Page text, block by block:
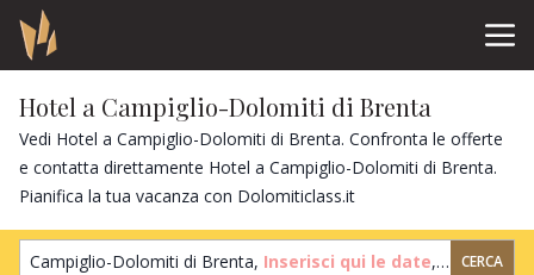
Hotel a Campiglio-Dolomiti di Brenta
Vedi Hotel a Campiglio-Dolomiti di Brenta. Confronta le offerte
e contatta direttamente Hotel a Campiglio-Dolomiti di Brenta.
Pianifica la tua vacanza con Dolomiticlass.it
Campiglio-Dolomiti di Brenta, Inserisci qui le date, 2 ospiti,
CERCA